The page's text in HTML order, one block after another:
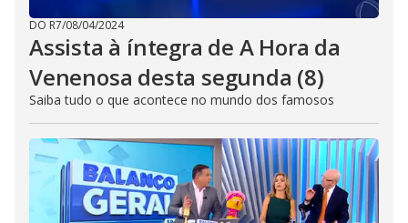
DO R7/08/04/2024
Assista à íntegra de A Hora da
Venenosa desta segunda (8)
Saiba tudo o que acontece no mundo dos famosos